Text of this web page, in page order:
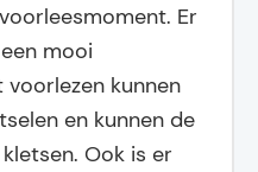
Er
mooi
kunnen
en kunnen de
Ook is er